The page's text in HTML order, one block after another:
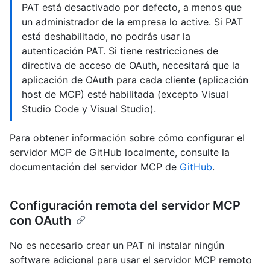
PAT está desactivado por defecto, a menos que
un administrador de la empresa lo active. Si PAT
está deshabilitado, no podrás usar la
autenticación PAT. Si tiene restricciones de
directiva de acceso de OAuth, necesitará que la
aplicación de OAuth para cada cliente (aplicación
host de MCP) esté habilitada (excepto Visual
Studio Code y Visual Studio).
Para obtener información sobre cómo configurar el
servidor MCP de GitHub localmente, consulte la
documentación del servidor MCP de GitHub.
Configuración remota del servidor MCP
con OAuth
No es necesario crear un PAT ni instalar ningún
software adicional para usar el servidor MCP remoto